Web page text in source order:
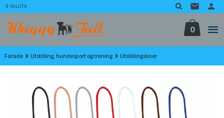
Gå
til
innholdet
VALUTA
0
Forside Utstilling, hundesport og trening Utstillingsliner